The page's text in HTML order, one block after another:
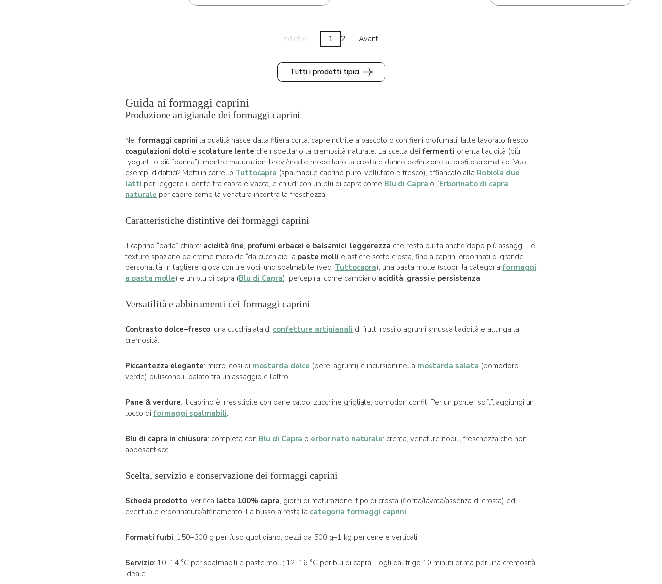
Indietro 1 2 Avanti
Tutti i prodotti tipici
Guida ai formaggi caprini
Produzione artigianale dei formaggi caprini
Neiformaggi caprini la qualità nasce dalla filiera corta: capre nutrite a pascolo o con fieni profumati, latte lavorato fresco,
coagulazioni dolci e scolature lente che rispettano la cremosità naturale. La scelta deifermenti orienta l’acidità (più
“yogurt” o più “panna”), mentre maturazioni brevi/medie modellano la crosta e danno definizione al profilo aromatico. Vuoi
esempi didattici? Metti in carrello Tuttocapra (spalmabile caprino puro, vellutato e fresco), affiancalo alla Robiola due
latti per leggere il ponte tra capra e vacca, e chiudi con un blu di capra come Blu di Capra o l’Erborinato di capra
naturale per capire come la venatura incontra la freschezza.
Caratteristiche distintive dei formaggi caprini
Il caprino “parla” chiaro: acidità fine, profumi erbacei e balsamici, leggerezza che resta pulita anche dopo più assaggi. Le
texture spaziano da creme morbide “da cucchiaio” a paste molli elastiche sotto crosta, fino a caprini erborinati di grande
personalità. In tagliere, gioca con tre voci: uno spalmabile (vedi Tuttocapra), una pasta molle (scopri la categoriaformaggi
a pasta molle) e un blu di capra (Blu di Capra): percepirai come cambiano acidità, grassi e persistenza.
Versatilità e abbinamenti dei formaggi caprini
Contrasto dolce–fresco: una cucchiaiata di confetture artigianali di frutti rossi o agrumi smussa l’acidità e allunga la
cremosità.
Piccantezza elegante: micro-dosi di mostarda dolce (pere, agrumi) o incursioni nella mostarda salata (pomodoro
verde) puliscono il palato tra un assaggio e l’altro.
Pane & verdure: il caprino è irresistibile con pane caldo, zucchine grigliate, pomodori confit. Per un ponte “soft”, aggiungi un
tocco diformaggi spalmabili.
Blu di capra in chiusura: completa con Blu di Capra o erborinato naturale: crema, venature nobili, freschezza che non
appesantisce.
Scelta, servizio e conservazione dei formaggi caprini
Scheda prodotto: verifica latte 100% capra, giorni di maturazione, tipo di crosta (fiorita/lavata/assenza di crosta) ed
eventuale erborinatura/affinamento. La bussola resta la categoria formaggi caprini.
Formati furbi: 150–300 g per l’uso quotidiano; pezzi da 500 g–1 kg per cene e verticali.
Servizio: 10–14 °C per spalmabili e paste molli; 12–16 °C per blu di capra. Togli dal frigo 10 minuti prima per una cremosità
ideale.